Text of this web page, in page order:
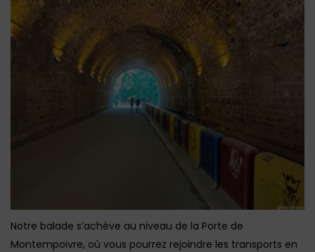
Notre balade s’achève au niveau de la Porte de
Montempoivre, où vous pourrez rejoindre les transports en